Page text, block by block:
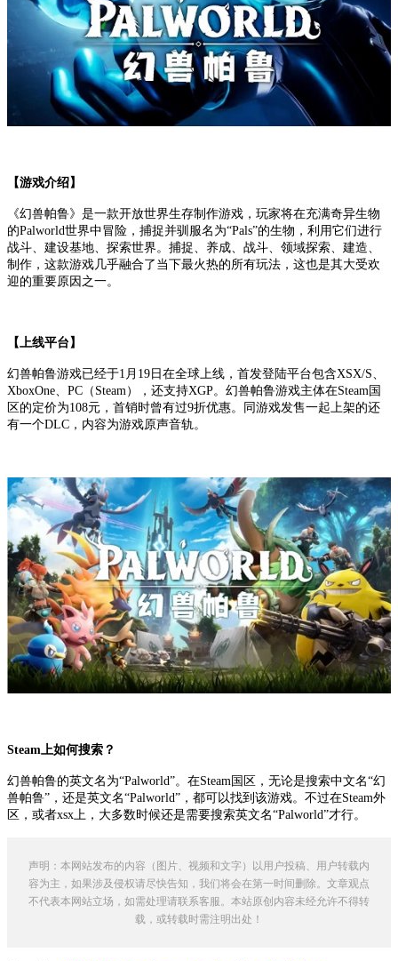
【游戏介绍】
《幻兽帕鲁》是一款开放世界生存制作游戏，玩家将在充满奇异生物
的Palworld世界中冒险，捕捉并驯服名为“Pals”的生物，利用它们进行
战斗、建设基地、探索世界。捕捉、养成、战斗、领域探索、建造、
制作，这款游戏几乎融合了当下最火热的所有玩法，这也是其大受欢
迎的重要原因之一。
【上线平台】
幻兽帕鲁游戏已经于1月19日在全球上线，首发登陆平台包含XSX/S、
XboxOne、PC（Steam），还支持XGP。幻兽帕鲁游戏主体在Steam国
区的定价为108元，首销时曾有过9折优惠。同游戏发售一起上架的还
有一个DLC，内容为游戏原声音轨。
Steam上如何搜索？
幻兽帕鲁的英文名为“Palworld”。在Steam国区，无论是搜索中文名“幻
兽帕鲁”，还是英文名“Palworld”，都可以找到该游戏。不过在Steam外
区，或者xsx上，大多数时候还是需要搜索英文名“Palworld”才行。
声明：本网站发布的内容（图片、视频和文字）以用户投稿、用户转载内
容为主，如果涉及侵权请尽快告知，我们将会在第一时间删除。文章观点
不代表本网站立场，如需处理请联系客服。本站原创内容未经允许不得转
载，或转载时需注明出处！